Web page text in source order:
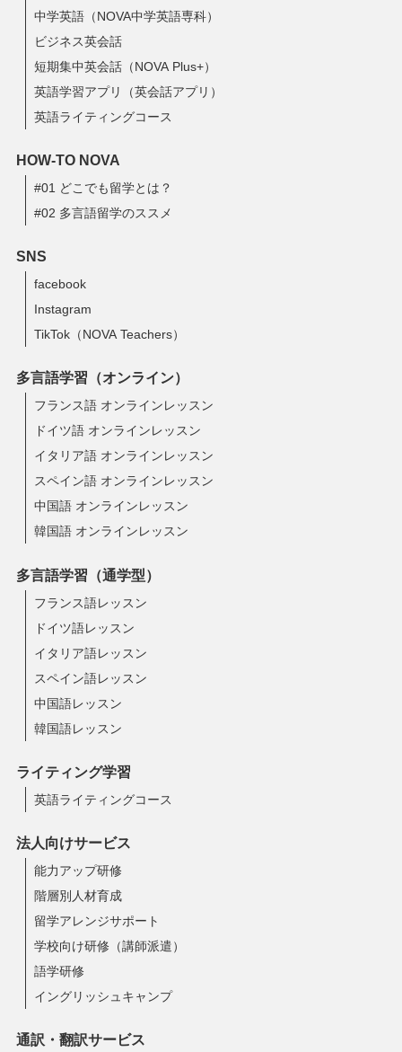
中学英語（NOVA中学英語専科）
ビジネス英会話
短期集中英会話（NOVA Plus+）
英語学習アプリ（英会話アプリ）
英語ライティングコース
HOW-TO NOVA
#01 どこでも留学とは？
#02 多言語留学のススメ
SNS
facebook
Instagram
TikTok（NOVA Teachers）
多言語学習（オンライン）
フランス語 オンラインレッスン
ドイツ語 オンラインレッスン
イタリア語 オンラインレッスン
スペイン語 オンラインレッスン
中国語 オンラインレッスン
韓国語 オンラインレッスン
多言語学習（通学型）
フランス語レッスン
ドイツ語レッスン
イタリア語レッスン
スペイン語レッスン
中国語レッスン
韓国語レッスン
ライティング学習
英語ライティングコース
法人向けサービス
能力アップ研修
階層別人材育成
留学アレンジサポート
学校向け研修（講師派遣）
語学研修
イングリッシュキャンプ
通訳・翻訳サービス